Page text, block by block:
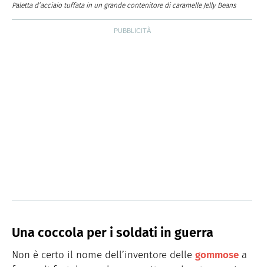
Paletta d’acciaio tuffata in un grande contenitore di caramelle Jelly Beans
Una coccola per i soldati in guerra
Non è certo il nome dell’inventore delle gommose a